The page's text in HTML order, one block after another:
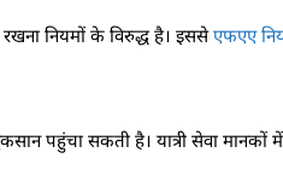
नियमों के विरुद्ध है। इससेएफएए
पहुंचा सकती है। यात्री सेवा